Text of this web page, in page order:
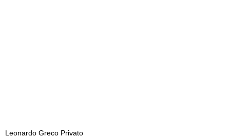
Leonardo Greco Privato